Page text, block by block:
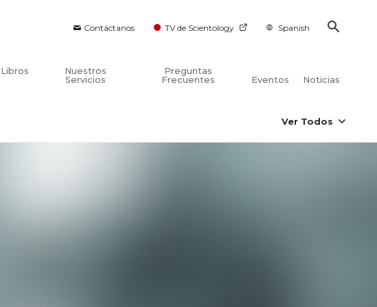
Contáctanos TV de Scientology Spanish
Nuestros
Servicios
Preguntas
Frecuentes
Eventos Noticias
Ver Todos